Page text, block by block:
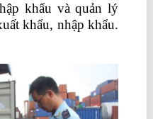
khẩu và quản lý
khẩu, nhập khẩu.